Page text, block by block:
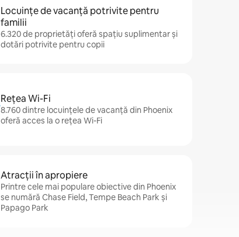
Locuințe de vacanță potrivite pentru
familii
6.320 de proprietăți oferă spațiu suplimentar și
dotări potrivite pentru copii
Rețea Wi-Fi
8.760 dintre locuințele de vacanță din Phoenix
oferă acces la o rețea Wi-Fi
Atracții în apropiere
Printre cele mai populare obiective din Phoenix
se numără Chase Field, Tempe Beach Park și
Papago Park